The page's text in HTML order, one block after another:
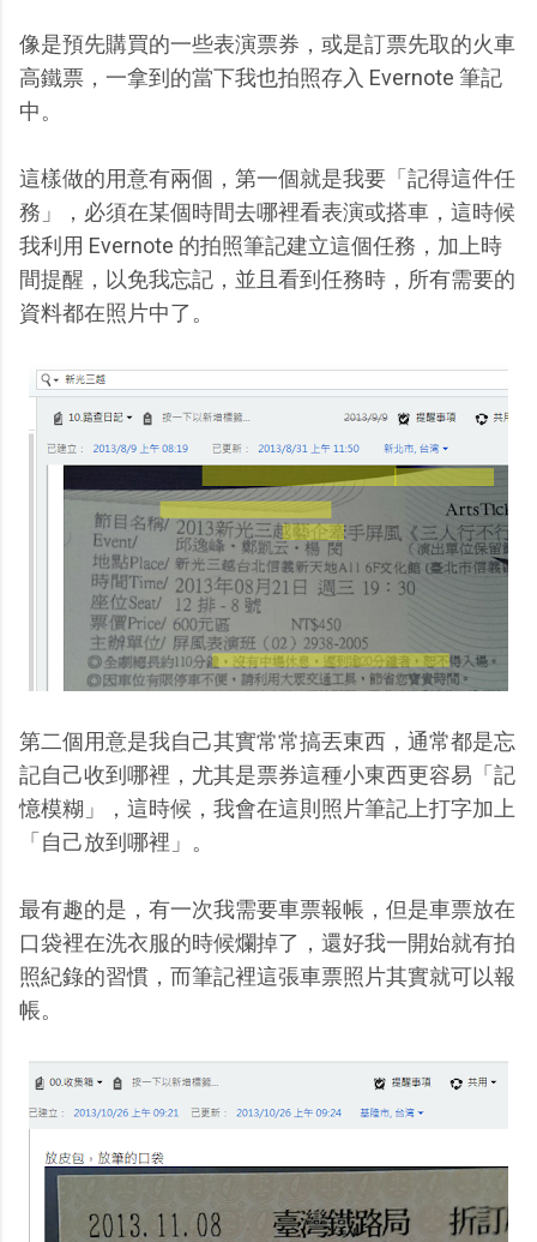
像是預先購買的一些表演票券，或是訂票先取的火車
高鐵票，一拿到的當下我也拍照存入 Evernote 筆記
中。
這樣做的用意有兩個，第一個就是我要「記得這件任
務」，必須在某個時間去哪裡看表演或搭車，這時候
我利用 Evernote 的拍照筆記建立這個任務，加上時
間提醒，以免我忘記，並且看到任務時，所有需要的
資料都在照片中了。
第二個用意是我自己其實常常搞丟東西，通常都是忘
記自己收到哪裡，尤其是票券這種小東西更容易「記
憶模糊」，這時候，我會在這則照片筆記上打字加上
「自己放到哪裡」。
最有趣的是，有一次我需要車票報帳，但是車票放在
口袋裡在洗衣服的時候爛掉了，還好我一開始就有拍
照紀錄的習慣，而筆記裡這張車票照片其實就可以報
帳。